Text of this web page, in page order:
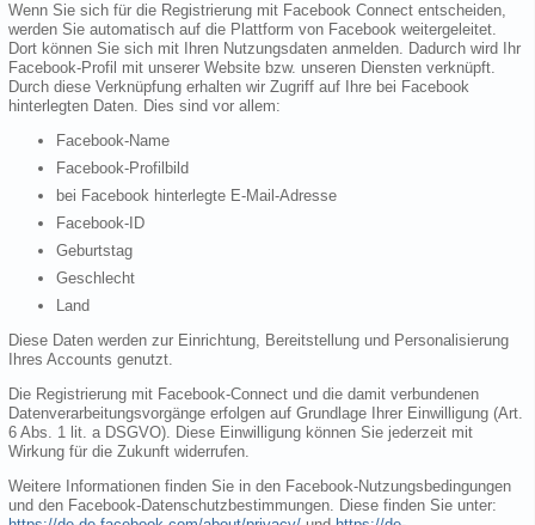
Wenn Sie sich für die Registrierung mit Facebook Connect entscheiden,
werden Sie automatisch auf die Plattform von Facebook weitergeleitet.
Dort können Sie sich mit Ihren Nutzungsdaten anmelden. Dadurch wird Ihr
Facebook-Profil mit unserer Website bzw. unseren Diensten verknüpft.
Durch diese Verknüpfung erhalten wir Zugriff auf Ihre bei Facebook
hinterlegten Daten. Dies sind vor allem:
Facebook-Name
Facebook-Profilbild
bei Facebook hinterlegte E-Mail-Adresse
Facebook-ID
Geburtstag
Geschlecht
Land
Diese Daten werden zur Einrichtung, Bereitstellung und Personalisierung
Ihres Accounts genutzt.
Die Registrierung mit Facebook-Connect und die damit verbundenen
Datenverarbeitungsvorgänge erfolgen auf Grundlage Ihrer Einwilligung (Art.
6 Abs. 1 lit. a DSGVO). Diese Einwilligung können Sie jederzeit mit
Wirkung für die Zukunft widerrufen.
Weitere Informationen finden Sie in den Facebook-Nutzungsbedingungen
und den Facebook-Datenschutzbestimmungen. Diese finden Sie unter: